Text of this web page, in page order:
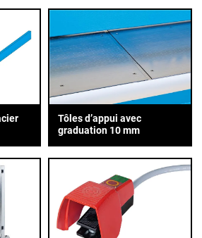
Tôles d’appui avec
graduation 10 mm